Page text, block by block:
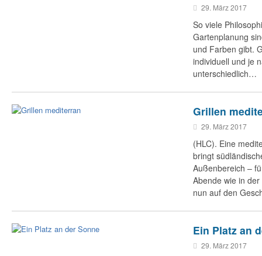
29. März 2017
So viele
Gartenplanung
und Farben gibt.
individuell und je
unterschiedlich…
Grillen
29. März 2017
(HLC). Eine
bringt
Außenbereich –
Abende wie in
nun auf den
Ein Platz an
29. März 2017